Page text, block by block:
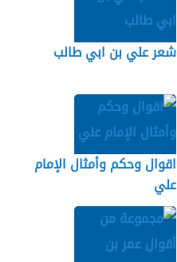
شعر علي بن ابي طالب
اقوال وحكم وأمثال الإمام
علي